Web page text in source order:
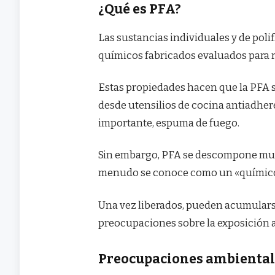
¿Qué es PFA?
Las sustancias individuales y de
químicos fabricados evaluados para
Estas propiedades hacen que la
desde utensilios de cocina
importante, espuma de fuego.
Sin embargo, PFA se descompone
menudo se conoce como un
Una vez liberados, pueden
preocupaciones sobre la exposición
Preocupaciones